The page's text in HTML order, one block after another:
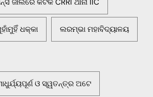
ଜାଲରେ କଟକ CRRI ଥାନା IIC
ଧକ୍କା ଲରମ୍ଭା ମହାବିଦ୍ୟାଳୟ
ଓ ସ୍ୱତନ୍ତ୍ର ଅଟେ